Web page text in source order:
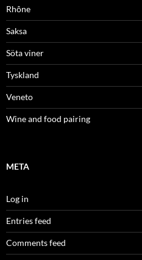
Rhône
Saksa
Söta viner
Tyskland
Veneto
Wine and food pairing
META
Log in
Entries feed
Comments feed